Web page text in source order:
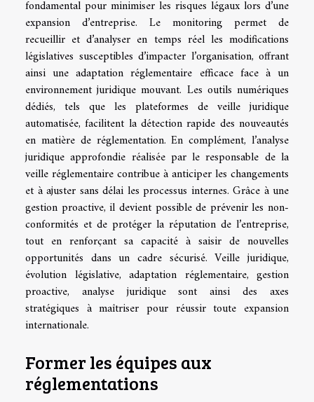
fondamental pour minimiser les risques légaux lors d’une
expansion d’entreprise. Le monitoring permet de
recueillir et d’analyser en temps réel les modifications
législatives susceptibles d’impacter l’organisation, offrant
ainsi une adaptation réglementaire efficace face à un
environnement juridique mouvant. Les outils numériques
dédiés, tels que les plateformes de veille juridique
automatisée, facilitent la détection rapide des nouveautés
en matière de réglementation. En complément, l’analyse
juridique approfondie réalisée par le responsable de la
veille réglementaire contribue à anticiper les changements
et à ajuster sans délai les processus internes. Grâce à une
gestion proactive, il devient possible de prévenir les non-
conformités et de protéger la réputation de l’entreprise,
tout en renforçant sa capacité à saisir de nouvelles
opportunités dans un cadre sécurisé. Veille juridique,
évolution législative, adaptation réglementaire, gestion
proactive, analyse juridique sont ainsi des axes
stratégiques à maîtriser pour réussir toute expansion
internationale.
Former les équipes aux
réglementations